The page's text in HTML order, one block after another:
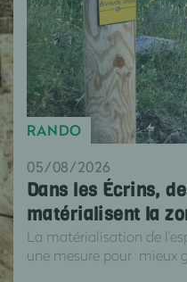
RANDO
05/08/2026
Dans les Écrins,
matérialisent la
La matérialisation de
une mesure pour mieux